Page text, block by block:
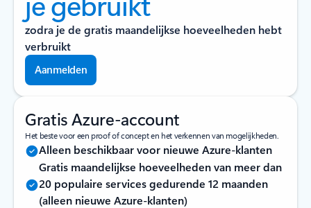
zodra je de gratis maandelijkse hoeveelheden hebt
verbruikt
Aanmelden
Gratis Azure-account
Het beste voor een proof of concept en het verkennen van mogelijkheden.
Alleen beschikbaar voor nieuwe Azure-klanten
Gratis maandelijkse hoeveelheden van meer dan
20 populaire services gedurende 12 maanden
(alleen nieuwe Azure-klanten)